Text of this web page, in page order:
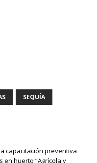
SEQUÍA
capacitación preventiva
huerto “Agrícola y